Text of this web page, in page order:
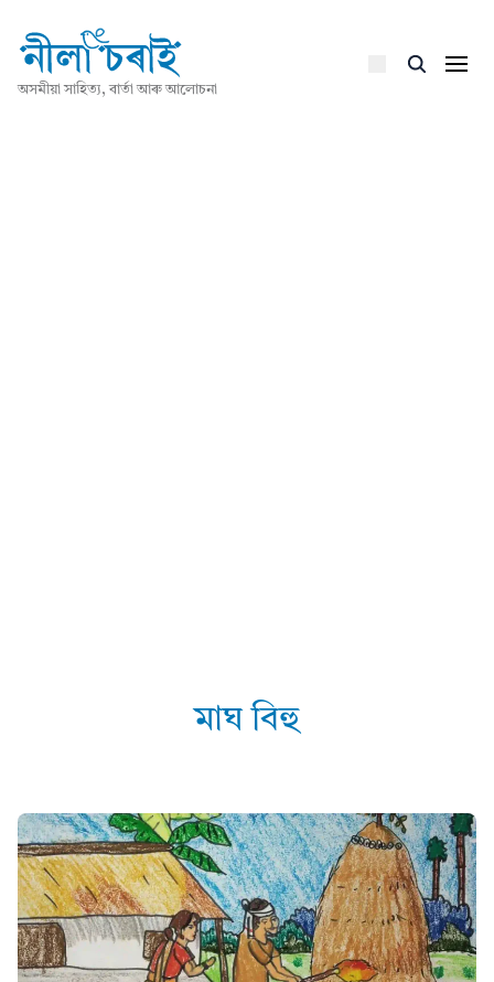
অসমীয়া সাহিত্য, বাৰ্তা আৰু আলোচনা
মাঘ বিহু